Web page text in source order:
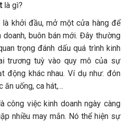
là gì?
khởi đầu, mở một cửa hàng để
buôn bán mới. Đây thường
trọng đánh dấu quá trình kinh
trương tuỳ vào quy mô của sự
động khác nhau. Ví dụ như: đón
ăn uống, ca hát,…
công việc kinh doanh ngày càng
nhiều may mắn. Nó thể hiện sự